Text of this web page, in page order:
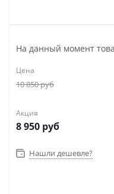
На данный момент
Цена
10 850руб
Акция
8 950 руб
Нашли дешевле?